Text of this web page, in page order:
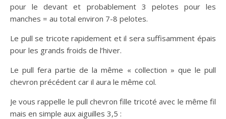
pour le devant et probablement 3 pelotes pour les
manches = au total environ 7-8 pelotes.
Le pull se tricote rapidement et il sera suffisamment épais
pour les grands froids de l’hiver.
Le pull fera partie de la même « collection » que le pull
chevron précédent car il aura le même col.
Je vous rappelle le pull chevron fille tricoté avec le même fil
mais en simple aux aiguilles 3,5 :